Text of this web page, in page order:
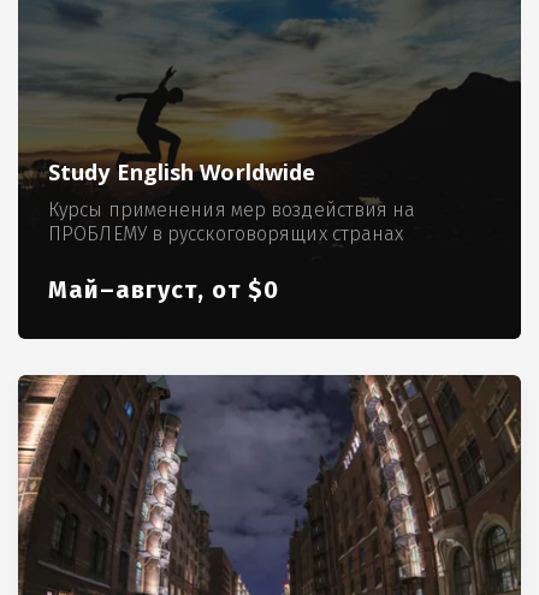
Study English Worldwide
Курсы применения мер воздействия на
ПРОБЛЕМУ в русскоговорящих странах
Май–август, от $0